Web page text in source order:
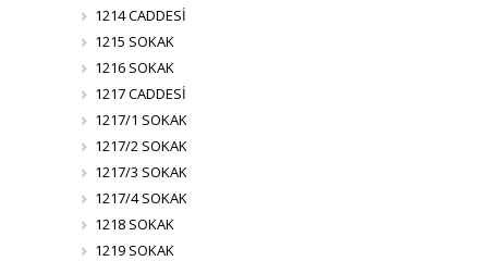
1214 CADDESİ
1215 SOKAK
1216 SOKAK
1217 CADDESİ
1217/1 SOKAK
1217/2 SOKAK
1217/3 SOKAK
1217/4 SOKAK
1218 SOKAK
1219 SOKAK